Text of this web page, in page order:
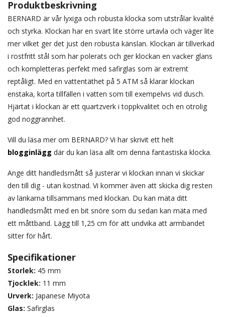
Produktbeskrivning
BERNARD är vår lyxiga och robusta klocka som utstrålar kvalité
och styrka. Klockan har en svart lite större urtavla och väger lite
mer vilket ger det just den robusta känslan. Klockan är tillverkad
i rostfritt stål som har polerats och ger klockan en vacker glans
och kompletteras perfekt med safirglas som är extremt
reptåligt. Med en vattentäthet på 5 ATM så klarar klockan
enstaka, korta tillfällen i vatten som till exempelvis vid dusch.
Hjärtat i klockan är ett quartzverk i toppkvalitet och en otrolig
god noggrannhet.
Vill du läsa mer om BERNARD? Vi har skrivit ett helt
blogginlägg där du kan läsa allt om denna fantastiska klocka.
Ange ditt handledsmått så justerar vi klockan innan vi skickar
den till dig - utan kostnad. Vi kommer även att skicka dig resten
av länkarna tillsammans med klockan. Du kan mäta ditt
handledsmått med en bit snöre som du sedan kan mäta med
ett måttband. Lägg till 1,25 cm för att undvika att armbandet
sitter för hårt.
Specifikationer
Storlek: 45 mm
Tjocklek: 11 mm
Urverk: Japanese Miyota
Glas: Safirglas